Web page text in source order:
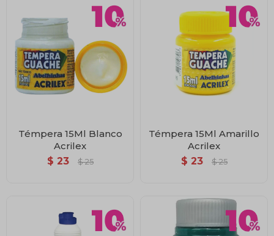
Témpera 15Ml Blanco
Acrilex
$ 23 $ 25
Témpera 15Ml Amarillo
Acrilex
$ 23 $ 25